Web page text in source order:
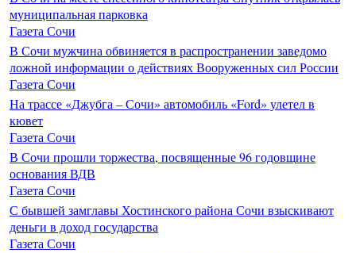
муниципальная парковка
Газета Сочи
В Сочи мужчина обвиняется в распространении заведомо
ложной информации о действиях Вооруженных сил России
Газета Сочи
На трассе «Джубга – Сочи» автомобиль «Ford» улетел в
кювет
Газета Сочи
В Сочи прошли торжества, посвященные 96 годовщине
основания ВДВ
Газета Сочи
С бывшей замглавы Хостинского района Сочи взыскивают
деньги в доход государства
Газета Сочи